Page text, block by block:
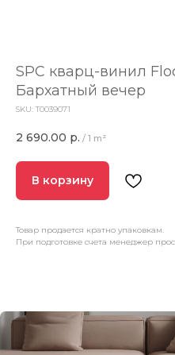
SPC кварц-винил
Бархатный вечер
SKU: Т0039071
2 690.00 р. / 1 m²
В корзину
Товар продается кратно упаковкам.
При подготовке счета менеджер